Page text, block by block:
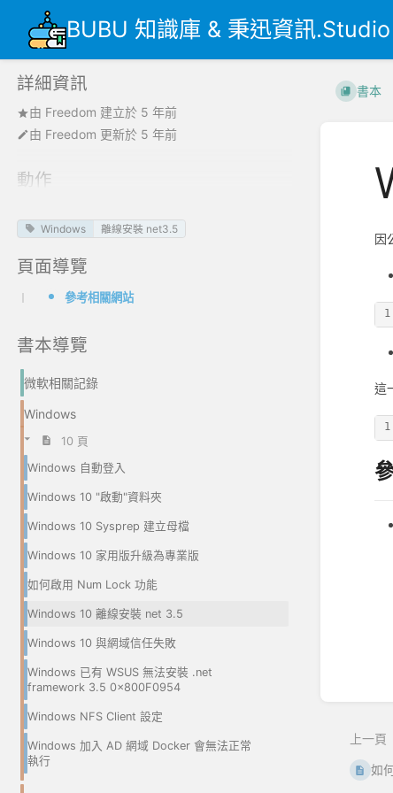
BUBU 知識庫 & 秉迅資訊.Studio
詳細資訊
由 Freedom 建立於 5 年前
由 Freedom 更新於 5 年前
動作
Windows 離線安裝 net3.5
頁面導覽
參考相關網站
書本導覽
微軟相關記錄
Windows
10 頁
Windows 自動登入
Windows 10 "啟動"資料夾
Windows 10 Sysprep 建立母檔
Windows 10 家用版升級為專業版
如何啟用 Num Lock 功能
Windows 10 離線安裝 net 3.5
Windows 10 與網域信任失敗
Windows 已有 WSUS 無法安裝 .net
framework 3.5 0x800F0954
Windows NFS Client 設定
Windows 加入 AD 網域 Docker 會無法正常
執行
書本
因
1
這
1
上一頁
如